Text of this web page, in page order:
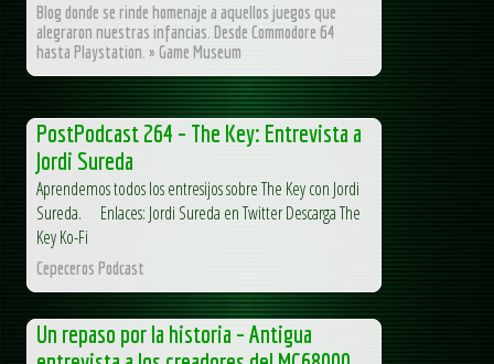
Blog donde se rinde homenaje a aquellos juegos que
alegraron nuestras infancias. Desde Commodore 64
hasta Playstation. » Game Museum
PostPodcast 264 – The Key: Entrevista a
Jordi Sureda
Aprendemos todos los entresijos sobre The Key con Jordi
Sureda. Enlaces: Jordi Sureda en Twitter Descarga The
Key Ko-Fi
Cepeceros Podcast
Un repaso por la historia – Antigua